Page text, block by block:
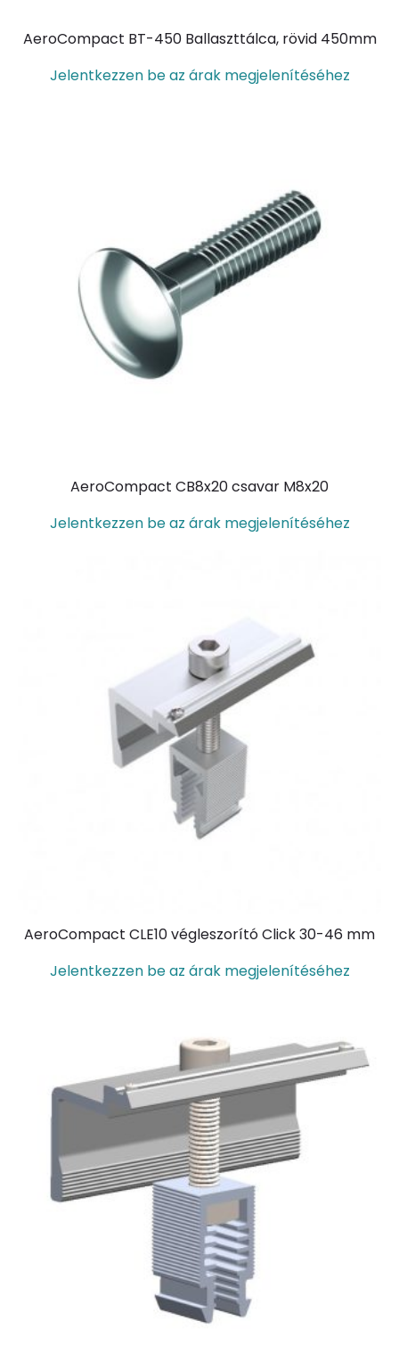
AeroCompact BT-450 Ballaszttálca, rövid 450mm
Jelentkezzen be az árak megjelenítéséhez
AeroCompact CB8x20 csavar M8x20
Jelentkezzen be az árak megjelenítéséhez
AeroCompact CLE10 végleszorító Click 30-46 mm
Jelentkezzen be az árak megjelenítéséhez